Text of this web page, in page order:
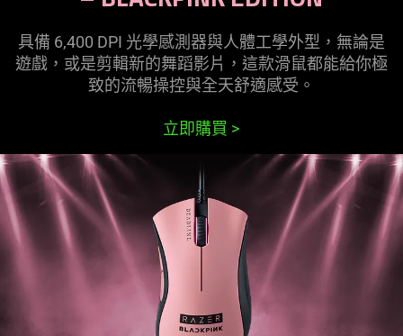
具備 6,400 DPI 光學感測器與人體工學外型，無論是
遊戲，或是剪輯新的舞蹈影片，這款滑鼠都能給你極
致的流暢操控與全天舒適感受 。
立即購買 >